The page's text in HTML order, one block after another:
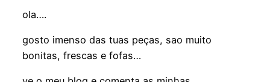
ola….
gosto imenso das tuas peças, sao muito
bonitas, frescas e fofas…